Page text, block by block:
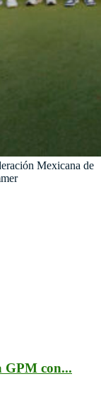
Mexicana de
GPM con...